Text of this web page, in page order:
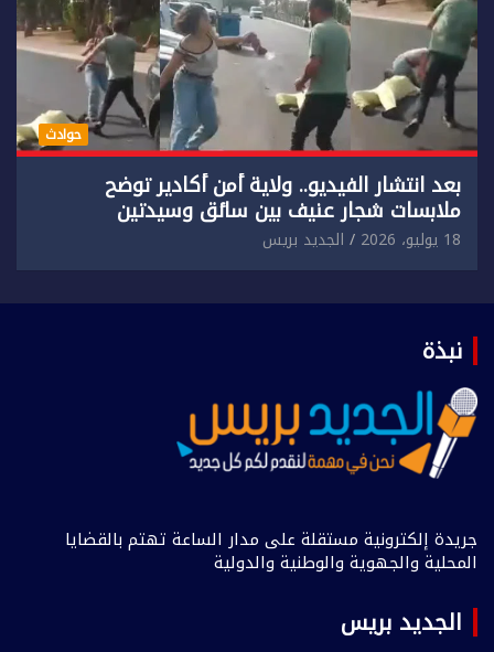
حوادث
بعد انتشار الفيديو.. ولاية أمن أكادير توضح
ملابسات شجار عنيف بين سائق وسيدتين
18 يوليو، 2026 الجديد بريس
نبذة
جريدة إلكترونية مستقلة على مدار الساعة تهتم بالقضايا
المحلية والجهوية والوطنية والدولية
الجديد بريس